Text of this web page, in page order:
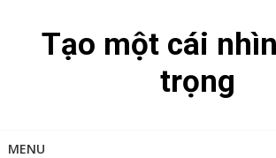
Tạo một cái
trọng
MENU